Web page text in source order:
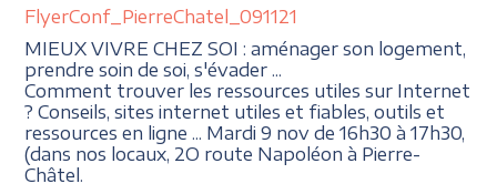
FlyerConf_PierreChatel_091121
MIEUX VIVRE CHEZ SOI : aménager son logement,
prendre soin de soi, s'évader ...
Comment trouver les ressources utiles sur Internet
? Conseils, sites internet utiles et fiables, outils et
ressources en ligne ... Mardi 9 nov de 16h30 à 17h30,
(dans nos locaux, 2O route Napoléon à Pierre-
Châtel.